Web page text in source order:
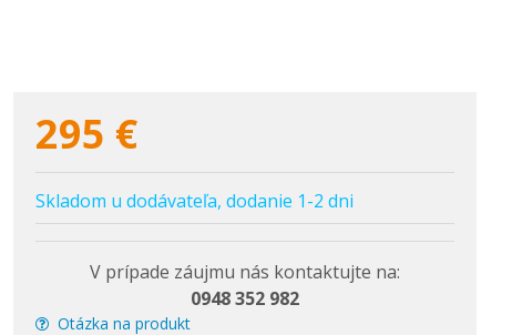
295 €
Skladom u dodávateľa, dodanie 1-2 dni
Otázka na produkt